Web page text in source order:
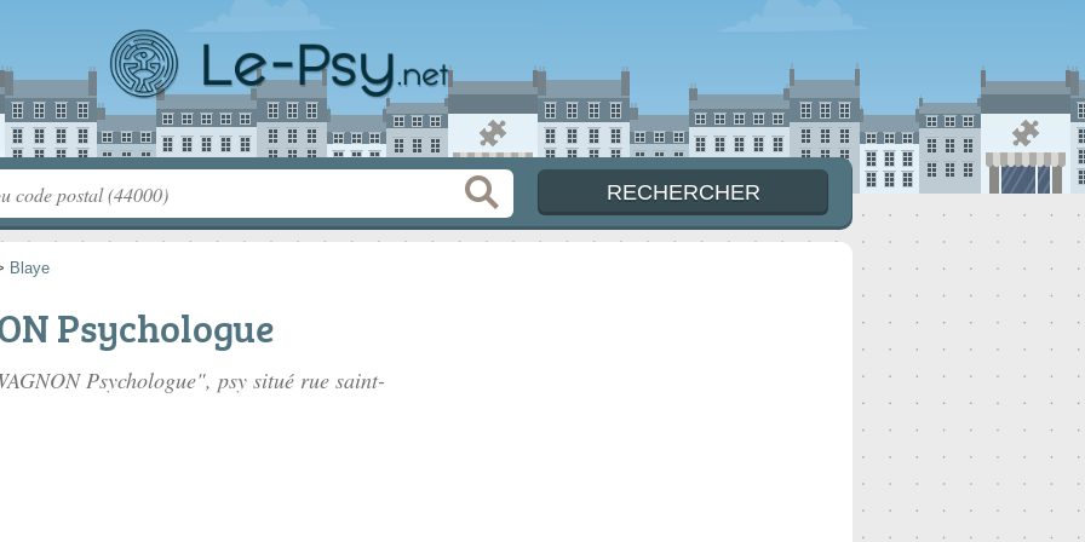
Blaye
Psychologue
Psychologue", psy situé rue saint-